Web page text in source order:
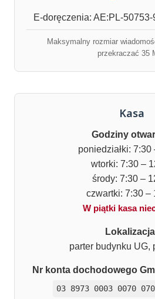
E-doręczenia: AE:PL-
Maksymalny rozmiar
przekraczać 35
Kasa
Godziny
poniedziałki: 7:30
wtorki: 7:30 –
środy: 7:30 –
czwartki: 7:30 –
W piątki kasa
parter budynku UG,
Nr konta dochodowego
03 8973 0003 0070